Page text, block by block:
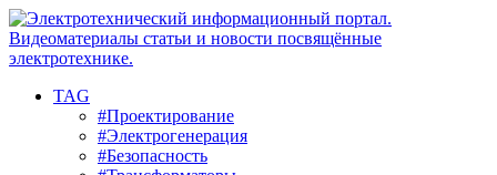
TAG
#Проектирование
#Электрогенерация
#Безопасность